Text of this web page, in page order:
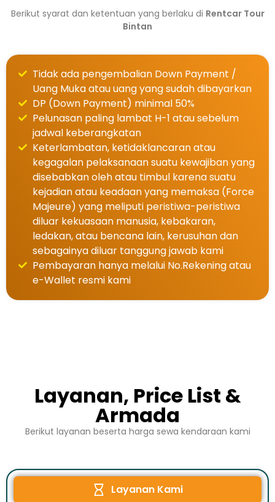
Berikut syarat dan ketentuan yang berlaku di Rentcar Tour
Bintan
Tidak ada pengembalian Down Payment /
Uang Muka atau uang yang sudah dibayarkan
DP (Down Payment) minimal 50%
Pelunasan paling lambat H-1 atau sebelum
jadwal keberangkatan
Keterlambatan, ketidaklancaran atau
kegagalan pelaksanaan suatu kewajiban yang
disebabkan oleh atau timbul karena suatu
kejadian atau keadaan yang memaksa (Force
Majeure) yang meliputi peristiwa-peristiwa
diluar kekuasaan manusia, kebakaran,
ledakan, atau bencana lain, kerusuhan dan
sebagainya diluar tanggung jawab kami
Pembayaran hanya melalui No.Rekening atau
e-Wallet resmi kami
Layanan, Price List &
Armada
Berikut layanan beserta harga sewa kendaraan kami
Layanan Kami